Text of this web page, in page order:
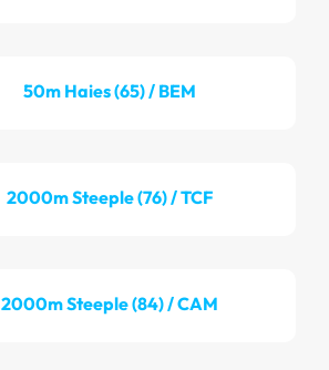
50m Haies (65) / BEM
2000m Steeple (76) / TCF
2000m Steeple (84) / CAM